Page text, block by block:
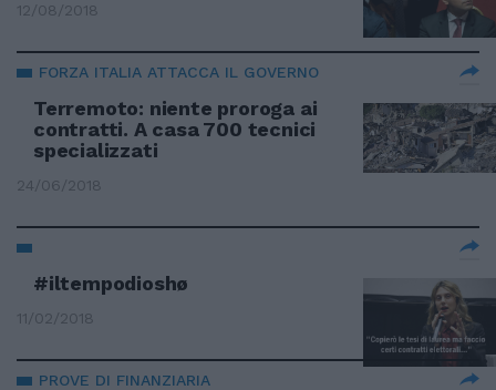
12/08/2018
FORZA ITALIA ATTACCA IL GOVERNO
Terremoto: niente proroga ai
contratti. A casa 700 tecnici
specializzati
24/06/2018
#iltempodioshø
11/02/2018
PROVE DI FINANZIARIA